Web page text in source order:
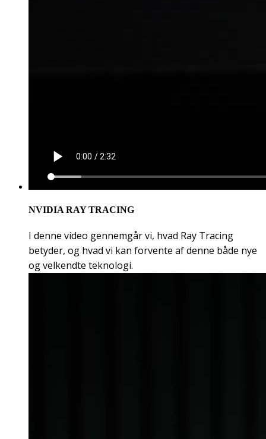
NVIDIA RAY TRACING
I denne video gennemgår vi, hvad Ray Tracing
betyder, og hvad vi kan forvente af denne både nye
og velkendte teknologi.